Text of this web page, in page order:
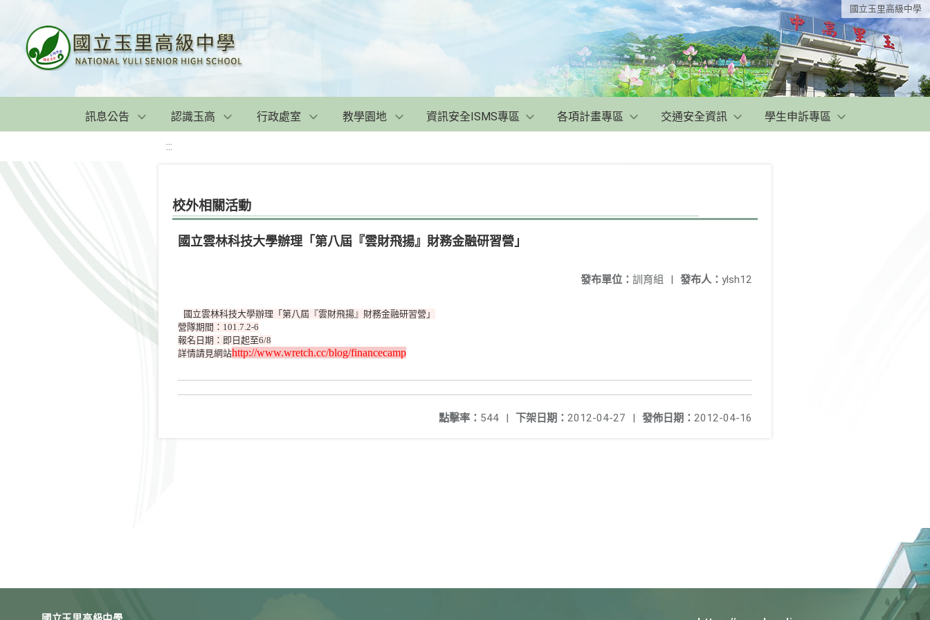
國立玉里高級中學
訊息公告 認識玉高 行政處室 教學園地 資訊安全ISMS專區 各項計畫專區 交通安全資訊 學生申訴專區
:::
校外相關活動
國立雲林科技大學辦理「第八屆『雲財飛揚』財務金融研習營」
發布人： ylsh12
發布單位： 訓育組 |
國立雲林科技大學辦理「第八屆『雲財飛揚』財務金融研習營」
營隊期間：101.7.2-6
報名日期：即日起至6/8
詳情請見網站http://www.wretch.cc/blog/financecamp
發佈日期： 2012-04-16
下架日期： 2012-04-27 |
點擊率： 544 |